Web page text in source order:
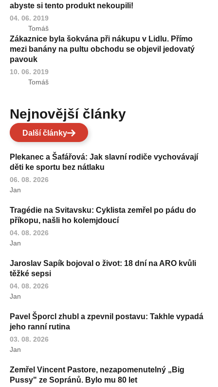
abyste si tento produkt nekoupili!
04. 06. 2019
Tomáš
Zákaznice byla šokvána při nákupu v Lidlu. Přímo
mezi banány na pultu obchodu se objevil jedovatý
pavouk
10. 06. 2019
Tomáš
Nejnovější články
Další články
Plekanec a Šafářová: Jak slavní rodiče vychovávají
děti ke sportu bez nátlaku
06. 08. 2026
Jan
Tragédie na Svitavsku: Cyklista zemřel po pádu do
příkopu, našli ho kolemjdoucí
04. 08. 2026
Jan
Jaroslav Sapík bojoval o život: 18 dní na ARO kvůli
těžké sepsi
04. 08. 2026
Jan
Pavel Šporcl zhubl a zpevnil postavu: Takhle vypadá
jeho ranní rutina
03. 08. 2026
Jan
Zemřel Vincent Pastore, nezapomenutelný „Big
Pussy" ze Sopránů. Bylo mu 80 let